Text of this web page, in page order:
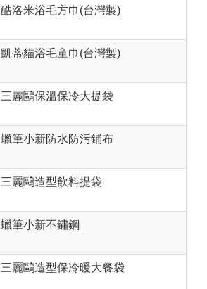
酷洛米浴毛方巾(台灣製)
凱蒂貓浴毛童巾(台灣製)
三麗鷗保溫保冷大提袋
蠟筆小新防水防污鋪布
三麗鷗造型飲料提袋
蠟筆小新不鏽鋼
三麗鷗造型保冷暖大餐袋